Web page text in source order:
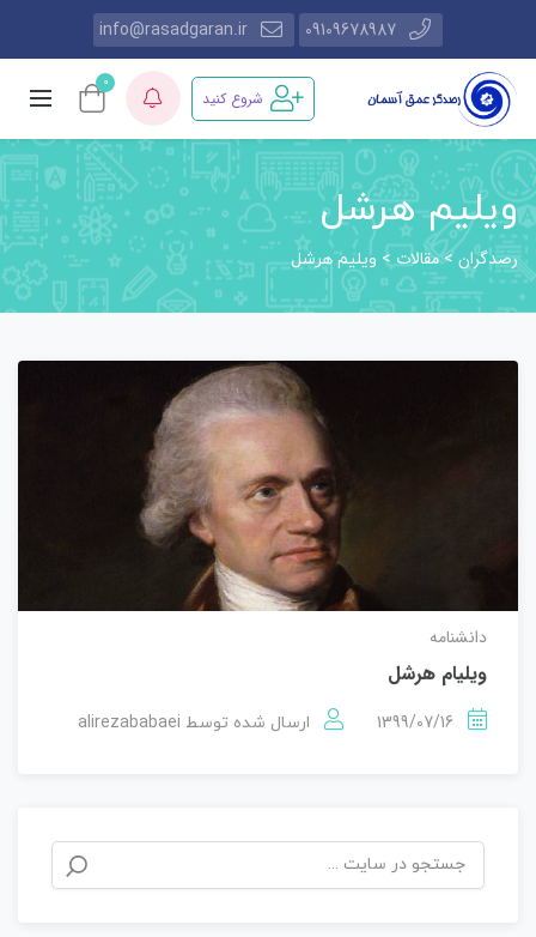
09109678987
info@rasadgaran.ir
شروع کنید
0
ویلیم هرشل
رصدگران>مقالات> ویلیم هرشل
دانشنامه
ویلیام هرشل
1399/07/16 ارسال شده توسط alirezababaei